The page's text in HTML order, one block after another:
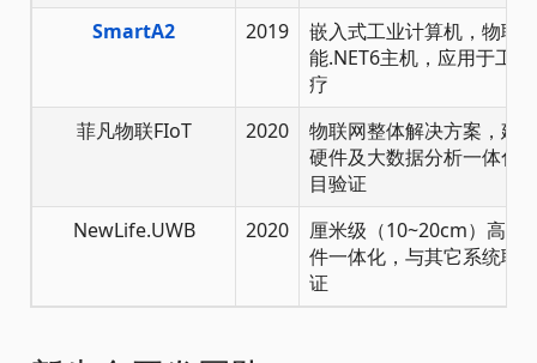
SmartA2
2019
嵌入式工业计算机，物联
能.NET6主机，应用于工
疗
菲凡物联FIoT
2020
物联网整体解决方案，建
硬件及大数据分析一体化
目验证
NewLife.UWB
2020
厘米级（10~20cm）高精
件一体化，与其它系统联
证